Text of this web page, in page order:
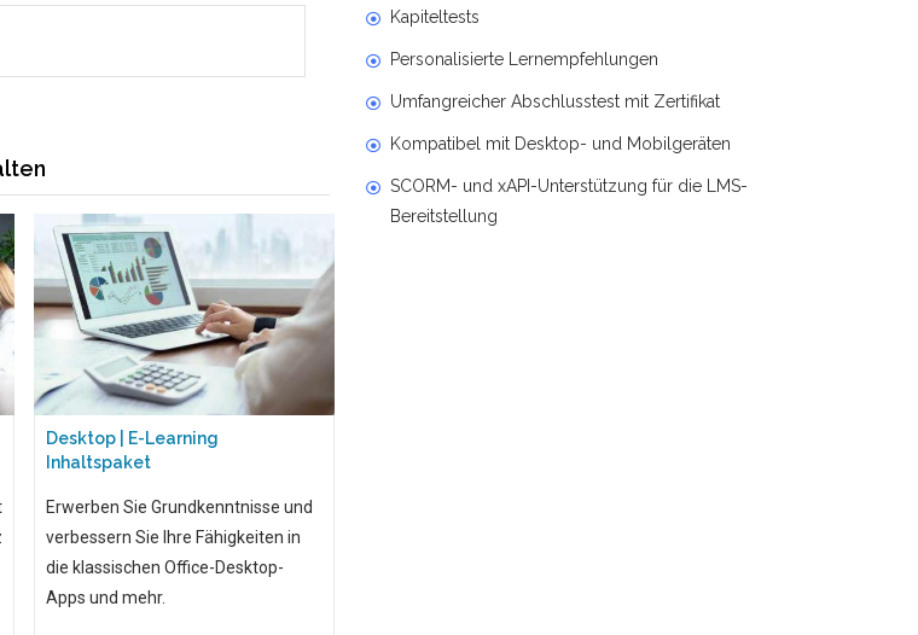
Kapiteltests
Personalisierte Lernempfehlungen
Umfangreicher Abschlusstest mit Zertifikat
Kompatibel mit Desktop- und Mobilgeräten
SCORM- und xAPI-Unterstützung für die LMS-
Bereitstellung
Desktop | E-Learning
Inhaltspaket
Erwerben Sie Grundkenntnisse und
verbessern Sie Ihre Fähigkeiten in
die klassischen Office-Desktop-
Apps und mehr.